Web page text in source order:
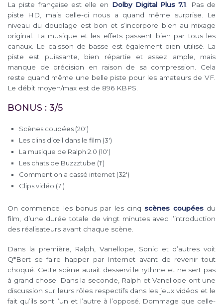
La piste française est elle en Dolby Digital Plus 7.1 . Pas de
piste HD, mais celle-ci nous a quand même surprise. Le
niveau du doublage est bon et s’incorpore bien au mixage
original. La musique et les effets passent bien par tous les
canaux. Le caisson de basse est également bien utilisé. La
piste est puissante, bien répartie et assez ample, mais
manque de précision en raison de sa compression. Cela
reste quand même une belle piste pour les amateurs de VF.
Le débit moyen/max est de 896 KBPS.
BONUS : 3/5
Scènes coupées (20′)
Les clins d’œil dans le film (3′)
La musique de Ralph 2.0 (10′)
Les chats de Buzzztube (1′)
Comment on a cassé internet (32′)
Clips vidéo (7′)
On commence les bonus par les cinqscènes coupéesdu
film, d’une durée totale de vingt minutes avec l’introduction
des réalisateurs avant chaque scène.
Dans la première, Ralph, Vanellope, Sonic et d’autres voit
Q*Bert se faire happer par Internet avant de revenir tout
choqué. Cette scène aurait desservi le rythme et ne sert pas
à grand chose. Dans la seconde, Ralph et Vanellope ont une
discussion sur leurs rôles respectifs dans les jeux vidéos et le
fait qu’ils sont l’un et l’autre à l’opposé. Dommage que celle-